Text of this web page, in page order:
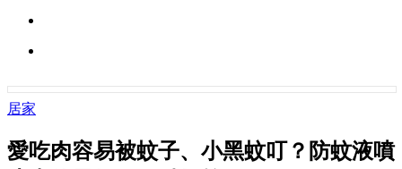
居家
愛吃肉容易被蚊子、小黑蚊叮？防蚊液噴